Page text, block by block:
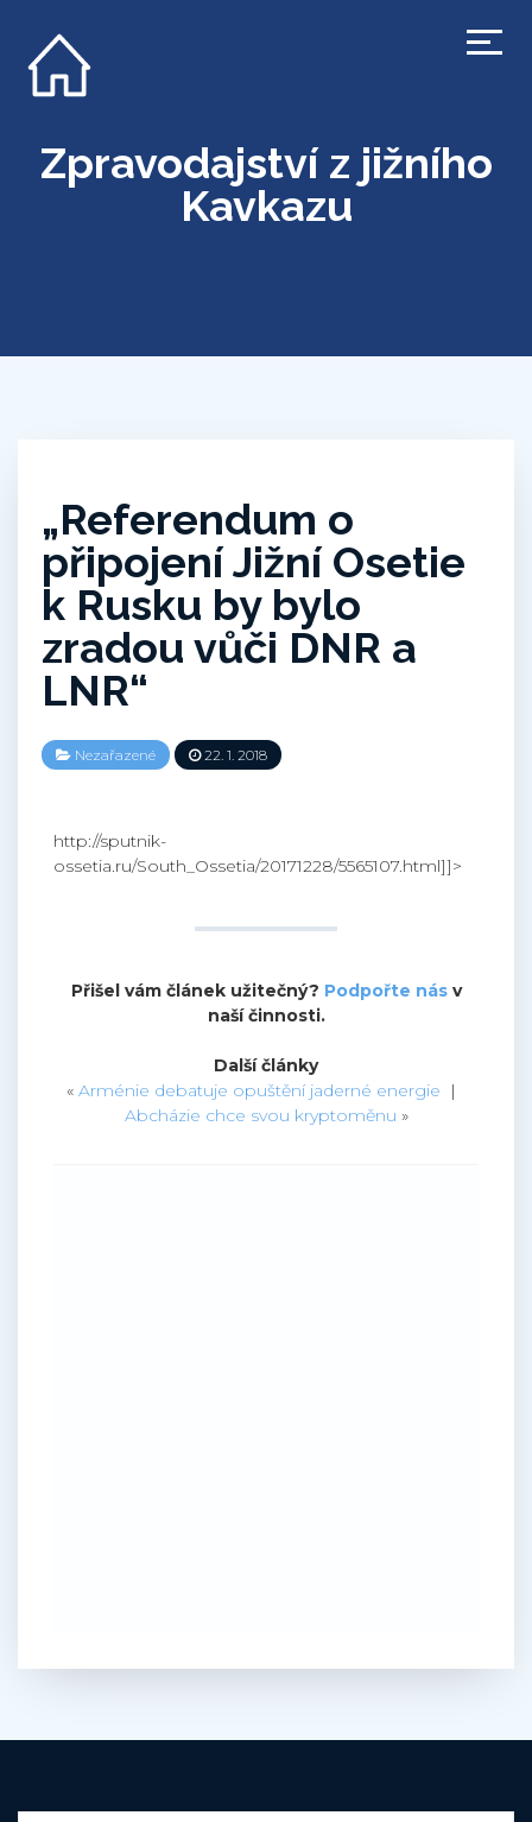
Zpravodajství z jižního
Kavkazu
„Referendum o
připojení Jižní Osetie
k Rusku by bylo
zradou vůči DNR a
LNR“
Nezařazené 22. 1. 2018
http://sputnik-
ossetia.ru/South_Ossetia/20171228/5565107.html]]>
Přišel vám článek užitečný? Podpořte násv
naší činnosti.
Další články
« Arménie debatuje opuštění jaderné energie |
Abcházie chce svou kryptoměnu »